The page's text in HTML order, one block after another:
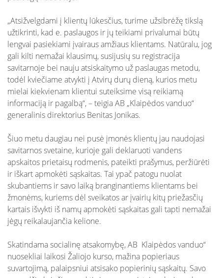
„Atsižvelgdami į klientų lūkesčius, turime užsibrėžę tikslą
užtikrinti, kad e. paslaugos ir jų teikiami privalumai būtų
lengvai pasiekiami įvairaus amžiaus klientams. Natūralu, jog
gali kilti nemažai klausimų, susijusių su registracija
savitarnoje bei nauju atsiskaitymo už paslaugas metodu,
todėl kviečiame atvykti į Atvirų durų dieną, kurios metu
mielai kiekvienam klientui suteiksime visą reikiamą
informaciją ir pagalbą“, – teigia AB „Klaipėdos vanduo“
generalinis direktorius Benitas Jonikas.
Šiuo metu daugiau nei pusė įmonės klientų jau naudojasi
savitarnos svetaine, kurioje gali deklaruoti vandens
apskaitos prietaisų rodmenis, pateikti prašymus, peržiūrėti
ir iškart apmokėti sąskaitas. Tai ypač patogu nuolat
skubantiems ir savo laiką branginantiems klientams bei
žmonėms, kuriems dėl sveikatos ar įvairių kitų priežasčių
kartais išvykti iš namų apmokėti sąskaitas gali tapti nemažai
jėgų reikalaujančia kelione.
Skatindama socialinę atsakomybę, AB Klaipėdos vanduo“
nuosekliai laikosi Žaliojo kurso, mažina popieriaus
suvartojimą, palaipsniui atsisako popierinių sąskaitų. Savo